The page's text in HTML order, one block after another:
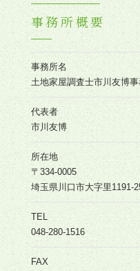
事務所概要
事務所名
土地家屋調査士市川友博
代表者
市川友博
所在地
〒334-0005
埼玉県川口市大字里1191-
TEL
048-280-1516
FAX